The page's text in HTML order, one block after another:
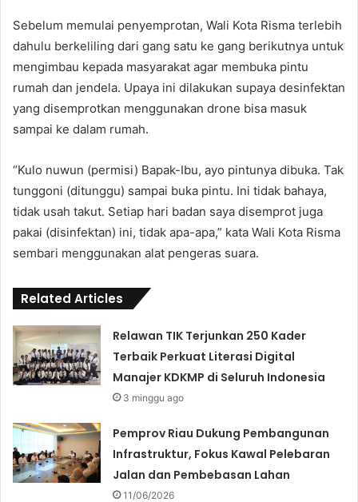
Sebelum memulai penyemprotan, Wali Kota Risma terlebih
dahulu berkeliling dari gang satu ke gang berikutnya untuk
mengimbau kepada masyarakat agar membuka pintu
rumah dan jendela. Upaya ini dilakukan supaya desinfektan
yang disemprotkan menggunakan drone bisa masuk
sampai ke dalam rumah.
“Kulo nuwun (permisi) Bapak-Ibu, ayo pintunya dibuka. Tak
tunggoni (ditunggu) sampai buka pintu. Ini tidak bahaya,
tidak usah takut. Setiap hari badan saya disemprot juga
pakai (disinfektan) ini, tidak apa-apa,” kata Wali Kota Risma
sembari menggunakan alat pengeras suara.
Related Articles
Relawan TIK Terjunkan 250 Kader
Terbaik Perkuat Literasi Digital
Manajer KDKMP di Seluruh Indonesia
3 minggu ago
Pemprov Riau Dukung Pembangunan
Infrastruktur, Fokus Kawal Pelebaran
Jalan dan Pembebasan Lahan
11/06/2026